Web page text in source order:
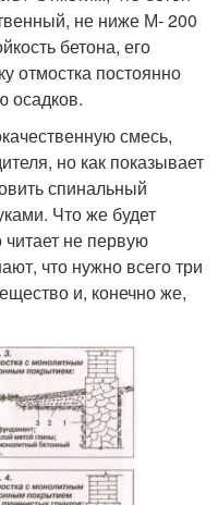
не ниже М- 200
бетона, его
отмостка постоянно
осадков.
смесь,
но как показывает
спинальный
Что же будет
читает не первую
что нужно всего три
и, конечно же,